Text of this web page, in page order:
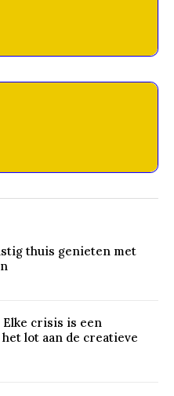
thuis genieten met
Elke crisis is een
lot aan de creatieve